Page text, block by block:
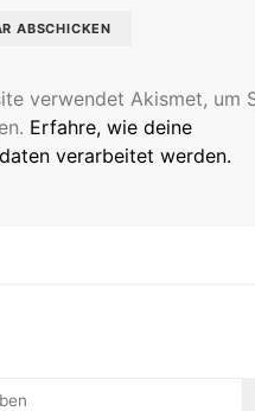
verwendet Akismet, um
Erfahre, wie deine
verarbeitet werden.